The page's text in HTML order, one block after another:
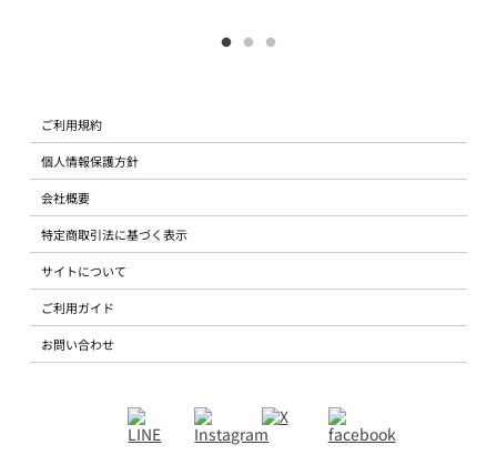
ご利用規約
個人情報保護方針
会社概要
特定商取引法に基づく表示
サイトについて
ご利用ガイド
お問い合わせ